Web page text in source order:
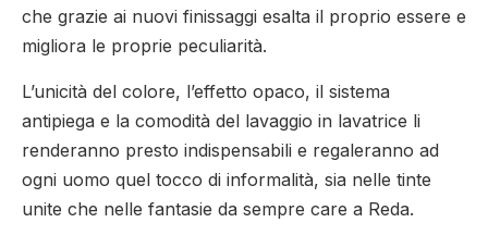
che grazie ai nuovi finissaggi esalta il proprio essere e
migliora le proprie peculiarità.
L’unicità del colore, l’effetto opaco, il sistema
antipiega e la comodità del lavaggio in lavatrice li
renderanno presto indispensabili e regaleranno ad
ogni uomo quel tocco di informalità, sia nelle tinte
unite che nelle fantasie da sempre care a Reda.